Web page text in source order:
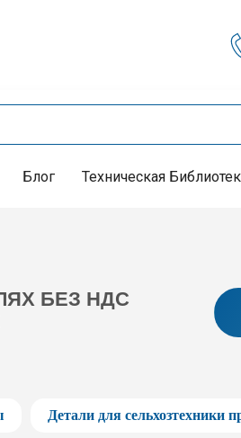
Блог Техническая
БЕЗ НДС
Детали для сельхозтехники